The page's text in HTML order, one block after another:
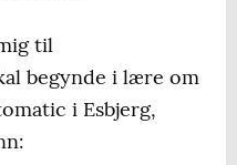
til
begynde i lære om
i Esbjerg,